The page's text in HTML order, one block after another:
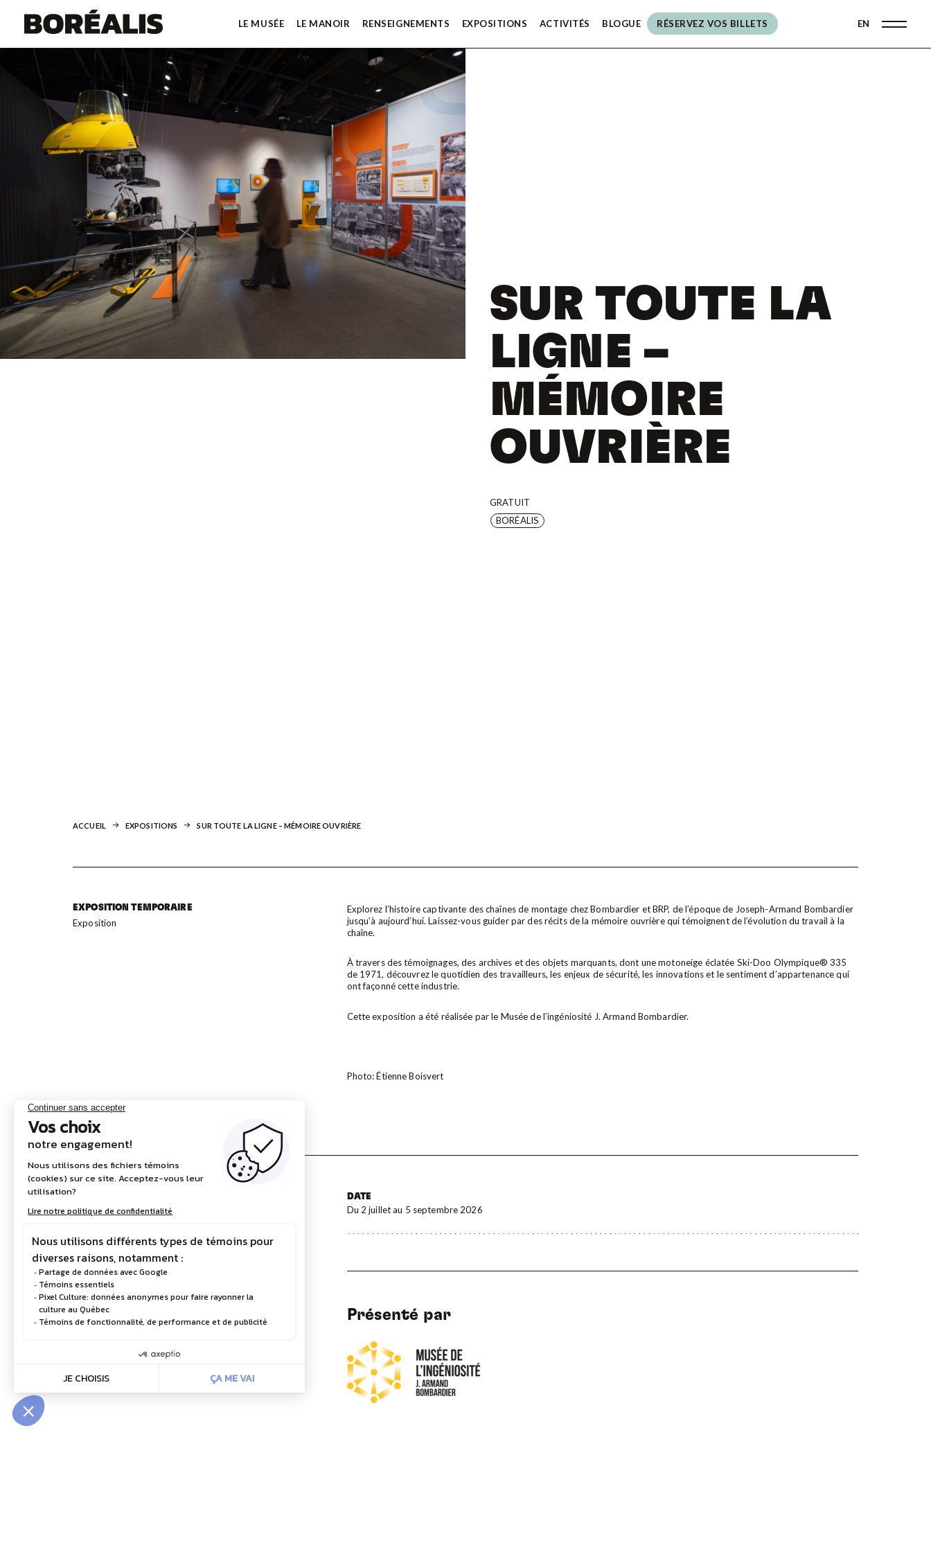
LE MUSÉE LE MANOIR RENSEIGNEMENTS EXPOSITIONS ACTIVITÉS BLOGUE RÉSERVEZ VOS BILLETS
RÉSERVEZ VOS BILLETS
EN
SUR TOUTE LA
LIGNE –
MÉMOIRE
OUVRIÈRE
GRATUIT
BORÉALIS
ACCUEIL EXPOSITIONS SUR TOUTE LA LIGNE – MÉMOIRE OUVRIÈRE
EXPOSITION TEMPORAIRE
Exposition
Explorez l’histoire captivante des chaînes de montage chez Bombardier et BRP, de l’époque de Joseph-Armand Bombardier
jusqu’à aujourd’hui. Laissez-vous guider par des récits de la mémoire ouvrière qui témoignent de l’évolution du travail à la
chaîne.
À travers des témoignages, des archives et des objets marquants, dont une motoneige éclatée Ski-Doo Olympique® 335
de 1971, découvrez le quotidien des travailleurs, les enjeux de sécurité, les innovations et le sentiment d’appartenance qui
ont façonné cette industrie.
Cette exposition a été réalisée par le Musée de l’ingéniosité J. Armand Bombardier.
Photo: Étienne Boisvert
DATE
Du 2 juillet au 5 septembre 2026
Présenté par